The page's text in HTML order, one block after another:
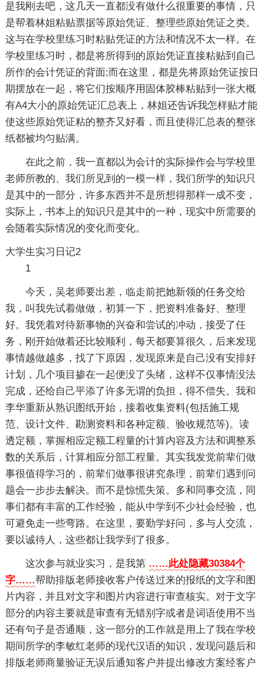
是我刚去吧，这几天一直都没有做什么很重要的事情，只
是帮着林姐粘贴票据等原始凭证、整理些原始凭证之类。
这与在学校里练习时粘贴凭证的方法和情况不太一样。在
学校里练习时，都是将所得到的原始凭证直接粘贴到自己
所作的会计凭证的背面;而在这里，都是先将原始凭证按日
期摆放在一起，将它们按顺序用固体胶棒粘贴到一张大概
有A4大小的原始凭证汇总表上，林姐还告诉我怎样贴才能
使这些原始凭证粘的整齐又好看，而且使得汇总表的整张
纸都被均匀贴满。
在此之前，我一直都以为会计的实际操作会与学校里
老师所教的、我们所见到的一模一样，我们所学的知识只
是其中的一部分，许多东西并不是所想得那样一成不变，
实际上，书本上的知识只是其中的一种，现实中所需要的
会随着实际情况的变化而变化。
大学生实习日记2
1
今天，吴老师要出差，临走前把她新领的任务交给
我，叫我先试着做做，初算一下，把资料准备好、整理
好。我凭着对待新事物的兴奋和尝试的冲动，接受了任
务，刚开始做着还比较顺利，每天都要算很久，后来发现
事情越做越多，找了下原因，发现原来是自己没有安排好
计划，几个项目掺在一起便没了头绪，这样不仅事情没法
完成，还给自己平添了许多无谓的负担，得不偿失。我和
李华重新从熟识图纸开始，接着收集资料(包括施工规
范、设计文件、勘测资料和各种定额、验收规范等)。读
透定额，掌握相应定额工程量的计算内容及方法和调整系
数的关系后，计算相应分部工程量。其实我发觉前辈们做
事很值得学习的，前辈们做事很讲究条理，前辈们遇到问
题会一步步去解决。而不是惊慌失策。多和同事交流，同
事们都有丰富的工作经验，能从中学到不少社会经验，也
可避免走一些弯路。在这里，要勤学好问，多与人交流，
要以诚待人，这些都让我学到了很多。
这次参与就业实习，是我第 ……此处隐藏30384个
字……帮助排版老师接收客户传送过来的报纸的文字和图
片内容，并且对文字和图片内容进行审查核实。对于文字
部分的内容主要就是审查有无错别字或者是词语使用不当
还有句子是否通顺，这一部分的工作就是用上了我在学校
期间所学的李敏红老师的现代汉语的知识，发现问题后和
排版老师商量验证无误后通知客户并提出修改方案经客户